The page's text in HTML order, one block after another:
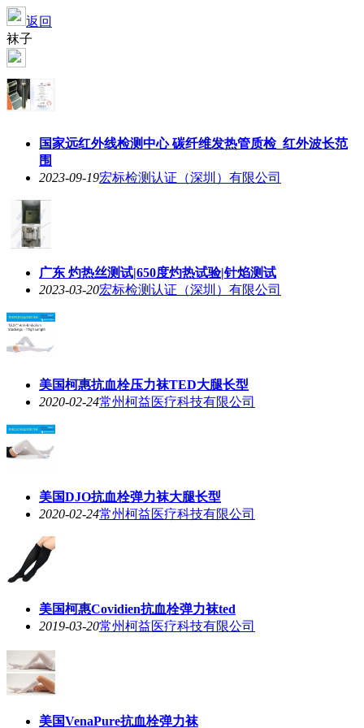
返回
袜子
国家远红外线检测中心 碳纤维发热管质检_红外波长范
围
2023-09-19宏标检测认证（深圳）有限公司
广东 灼热丝测试|650度灼热试验|针焰测试
2023-03-20宏标检测认证（深圳）有限公司
美国柯惠抗血栓压力袜TED大腿长型
2020-02-24常州柯益医疗科技有限公司
美国DJO抗血栓弹力袜大腿长型
2020-02-24常州柯益医疗科技有限公司
美国柯惠Covidien抗血栓弹力袜ted
2019-03-20常州柯益医疗科技有限公司
美国VenaPure抗血栓弹力袜